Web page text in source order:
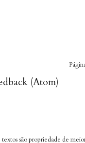
(Atom)
são propriedade de